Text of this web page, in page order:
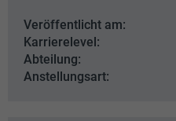
Veröffentlicht am:
Karrierelevel:
Abteilung:
Anstellungsart: